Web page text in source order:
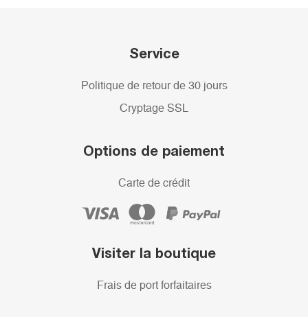
Service
Politique de retour de 30 jours
Cryptage SSL
Options de paiement
Carte de crédit
Visiter la boutique
Frais de port forfaitaires